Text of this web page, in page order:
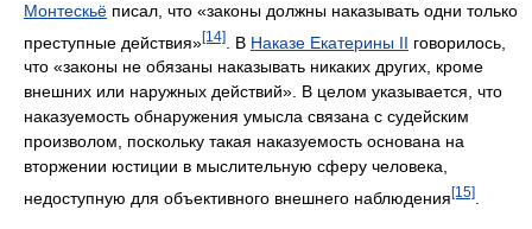
Монтескьё писал, что «законы должны наказывать одни только
преступные действия»[14] . В Наказе Екатерины II говорилось,
что «законы не обязаны наказывать никаких других, кроме
внешних или наружных действий». В целом указывается, что
наказуемость обнаружения умысла связана с судейским
произволом, поскольку такая наказуемость основана на
вторжении юстиции в мыслительную сферу человека,
недоступную для объективного внешнего наблюдения [15]